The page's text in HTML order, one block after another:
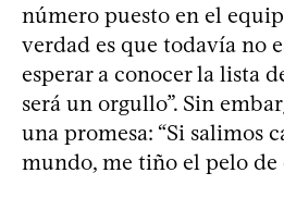
número puesto en el
verdad es que todavía no
esperar a conocer la lista
será un orgullo”. Sin
una promesa: “Si salimos
mundo, me tiño el pelo de